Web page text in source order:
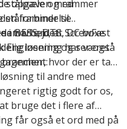
stålpæle og rammer
forbindelse
Engineering har været
opgaven med
stålrammer til
BESS, DTS, DC boxe
i tvivl om, at ScrewFast
løsning og ser også
hvor der er tale
til andre med
rigtig godt for os,
bruge det i flere af
får også et ord med på